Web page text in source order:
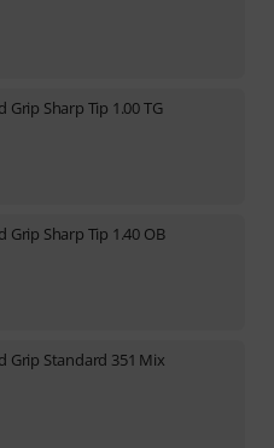
Grip Sharp Tip 1.00 TG
Grip Sharp Tip 1.40 OB
Grip Standard 351 Mix